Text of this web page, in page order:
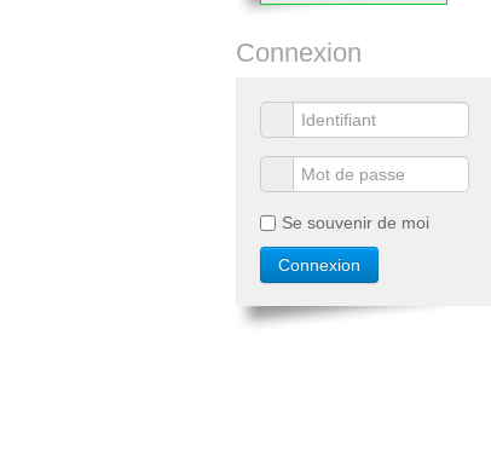
Connexion
Se souvenir de moi